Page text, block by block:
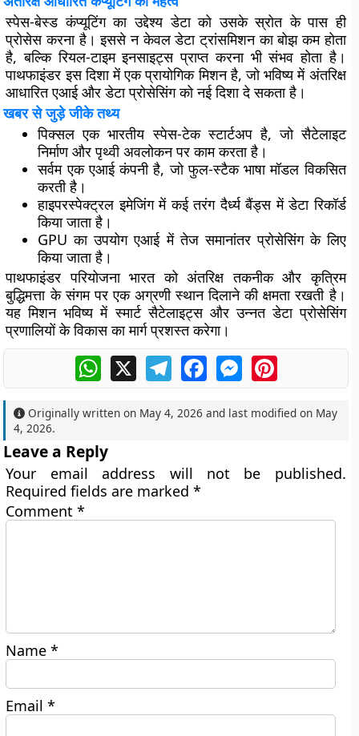
स्पेस-बेस्ड कंप्यूटिंग का उद्देश्य डेटा को उसके स्रोत के पास ही
प्रोसेस करना है। इससे न केवल डेटा ट्रांसमिशन का बोझ कम होता
है, बल्कि रियल-टाइम इनसाइट्स प्राप्त करना भी संभव होता है।
पाथफाइंडर इस दिशा में एक प्रायोगिक मिशन है, जो भविष्य में अंतरिक्ष
आधारित एआई और डेटा प्रोसेसिंग को नई दिशा दे सकता है।
खबर से जुड़े जीके तथ्य
पिक्सल एक भारतीय स्पेस-टेक स्टार्टअप है, जो सैटेलाइट
निर्माण और पृथ्वी अवलोकन पर काम करता है।
सर्वम एक एआई कंपनी है, जो फुल-स्टैक भाषा मॉडल विकसित
करती है।
हाइपरस्पेक्ट्रल इमेजिंग में कई तरंग दैर्ध्य बैंड्स में डेटा रिकॉर्ड
किया जाता है।
GPU का उपयोग एआई में तेज समानांतर प्रोसेसिंग के लिए
किया जाता है।
पाथफाइंडर परियोजना भारत को अंतरिक्ष तकनीक और कृत्रिम
बुद्धिमत्ता के संगम पर एक अग्रणी स्थान दिलाने की क्षमता रखती है।
यह मिशन भविष्य में स्मार्ट सैटेलाइट्स और उन्नत डेटा प्रोसेसिंग
प्रणालियों के विकास का मार्ग प्रशस्त करेगा।
WhatsApp
X TelegramFacebookMessengerPinterest
Originally written on May 4, 2026 and last modified on May
4, 2026.
Leave a Reply
Your email address will not be published.
Required fields are marked*
Comment*
Name*
Email*